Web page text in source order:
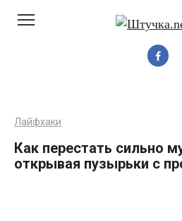
Лайфхаки
Как перестать сильно
открывая пузырьки с